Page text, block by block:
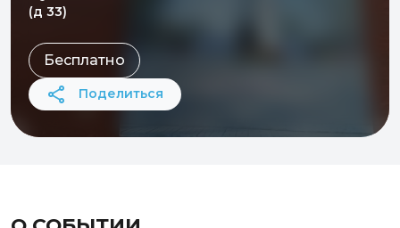
(д 33)
Бесплатно
Поделиться